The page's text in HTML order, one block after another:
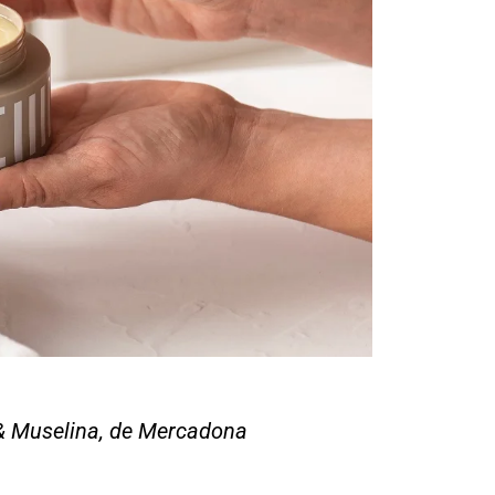
Muselina, de Mercadona